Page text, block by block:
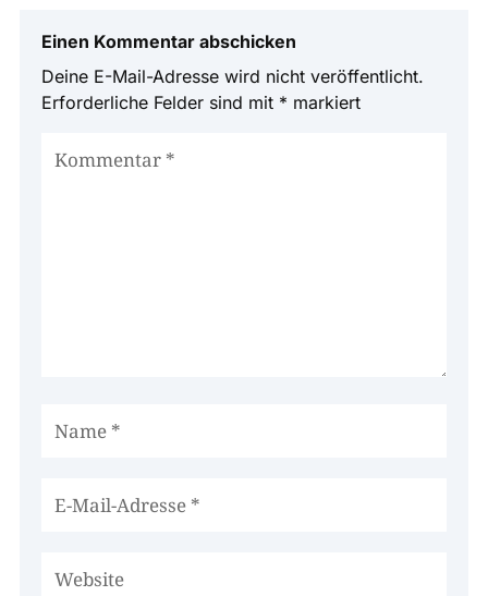
Einen Kommentar abschicken
Deine E-Mail-Adresse wird nicht veröffentlicht.
Erforderliche Felder sind mit * markiert